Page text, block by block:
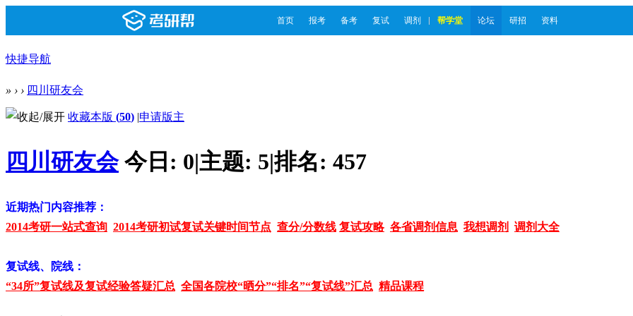
首页 报考 备考 复试 调剂 帮学堂 论坛 研招 资料
快捷导航
» › › 四川研友会
收藏本版 (50) |申请版主
四川研友会 今日: 0|主题: 5|排名: 457
近期热门内容推荐：
2014考研一站式查询 2014考研初试复试关键时间节点 查分/分数线 复试攻略 各省调剂信息 我想调剂 调剂大全
复试线、院线：
“34所”复试线及复试经验答疑汇总 全国各院校“晒分”“排名”“复试线”汇总 精品课程